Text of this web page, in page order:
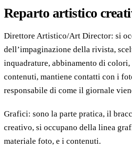
Reparto artistico
Direttore Artistico/Art Director: si
dell’impaginazione della rivista,
inquadrature, abbinamento di
contenuti, mantiene contatti con i
responsabile di come il giornale
Grafici: sono la parte pratica, il
creativo, si occupano della linea
materiale foto, e i contenuti.